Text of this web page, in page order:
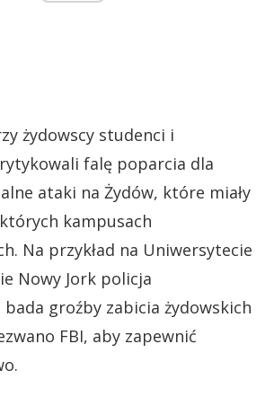
żydowscy studenci i
falę poparcia dla
ataki na Żydów, które miały
kampusach
Na przykład na Uniwersytecie
Nowy Jork policja
groźby zabicia żydowskich
FBI, aby zapewnić